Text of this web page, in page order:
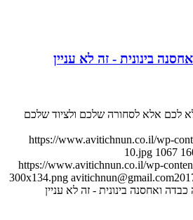
בינונית - זה לא עניין
לכם אלא לסחורה שלכם ולציוד שלכם
https://www.avitichnun.co.il/wp-
10.jpg 1067
https://www.avitichnun.co.il/wp-
300x134.png avitichnun@gmail.com
ואחסנה בינונית - זה לא עניין